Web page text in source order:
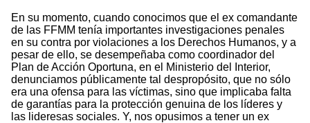
En su momento, cuando conocimos que el ex comandante
de las FFMM tenía importantes investigaciones penales
en su contra por violaciones a los Derechos Humanos, y a
pesar de ello, se desempeñaba como coordinador del
Plan de Acción Oportuna, en el Ministerio del Interior,
denunciamos públicamente tal despropósito, que no sólo
era una ofensa para las víctimas, sino que implicaba falta
de garantías para la protección genuina de los líderes y
las lideresas sociales. Y, nos opusimos a tener un ex